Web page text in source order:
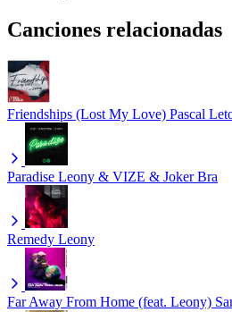
Canciones relacionadas
Friendships (Lost My Love) Pascal
Paradise Leony & VIZE & Joker Bra
Remedy Leony
Far Away From Home (feat. Leony)